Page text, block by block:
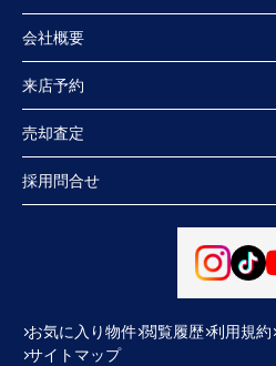
会社概要
来店予約
売却査定
採用問合せ
お気に入り物件 閲覧履歴 利用規約
サイトマップ